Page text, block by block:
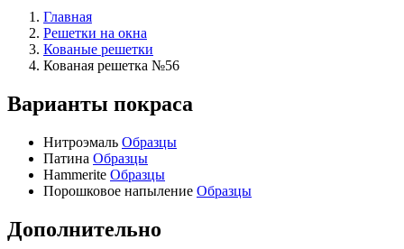
Главная
Решетки на окна
Кованые решетки
Кованая решетка №56
Варианты покраса
Нитроэмаль Образцы
Патина Образцы
Hammerite Образцы
Порошковое напыление Образцы
Дополнительно